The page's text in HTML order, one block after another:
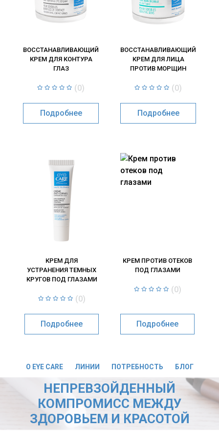
ВОССТАНАВЛИВАЮЩИЙ
КРЕМ ДЛЯ КОНТУРА
ГЛАЗ
(0)
Подробнее
ВОССТАНАВЛИВАЮЩИЙ
КРЕМ ДЛЯ ЛИЦА
ПРОТИВ МОРЩИН
(0)
Подробнее
КРЕМ ДЛЯ
УСТРАНЕНИЯ ТЕМНЫХ
КРУГОВ ПОД ГЛАЗАМИ
(0)
Подробнее
КРЕМ ПРОТИВ ОТЕКОВ
ПОД ГЛАЗАМИ
(0)
Подробнее
О EYE CARE ЛИНИИ ПОТРЕБНОСТЬ БЛОГ
НЕПРЕВЗОЙДЕННЫЙ
КОМПРОМИСС МЕЖДУ
ЗДОРОВЬЕМ И КРАСОТОЙ